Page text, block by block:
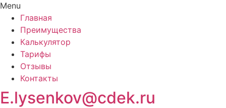
Menu
Главная
Преимущества
Калькулятор
Тарифы
Отзывы
Контакты
E.lysenkov@cdek.ru